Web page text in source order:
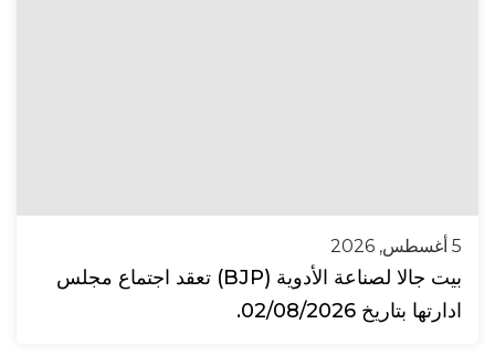
5 أغسطس, 2026
بيت جالا لصناعة الأدوية (BJP) تعقد اجتماع مجلس
ادارتها بتاريخ 02/08/2026.